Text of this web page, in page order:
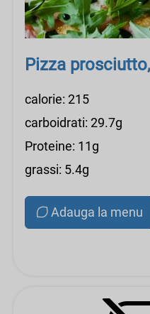
Pizza
calorie: 215
carboidrati: 29.7g
Proteine: 11g
grassi: 5.4g
Adauga la menu